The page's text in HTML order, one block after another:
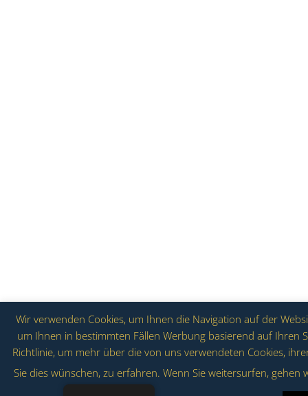
Wir verwenden Cookies, um Ihnen die Navigation auf der
um Ihnen in bestimmten Fällen Werbung basierend auf Ihren
Richtlinie, um mehr über die von uns verwendeten Cookies,
Sie dies wünschen, zu erfahren. Wenn Sie weitersurfen, gehen